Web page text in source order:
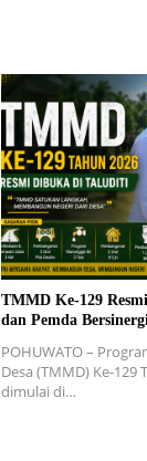
TMMD Ke-129
dan Pemda
POHUWATO –
Desa (TMMD) Ke-129
dimulai di…